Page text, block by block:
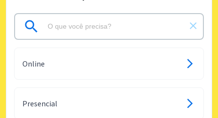
Online
Presencial